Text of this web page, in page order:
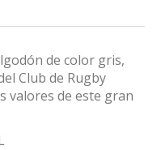
de color gris,
Club de Rugby
valores de este gran